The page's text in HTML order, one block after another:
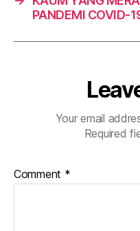
I
PANDEMI COVID-
Your email
Required
Comment *